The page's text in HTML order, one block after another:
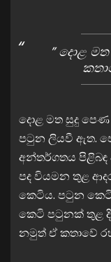
” දොළ
දොළ මත සුදු පෙණ
පටුන ලියවී ඇත.
අන්තර්ගතය
පද වියමන තුළ
කෙටිය. පටුන
කෙටි පටුනක් තුළ
නමුත් ඒ කතාවේ